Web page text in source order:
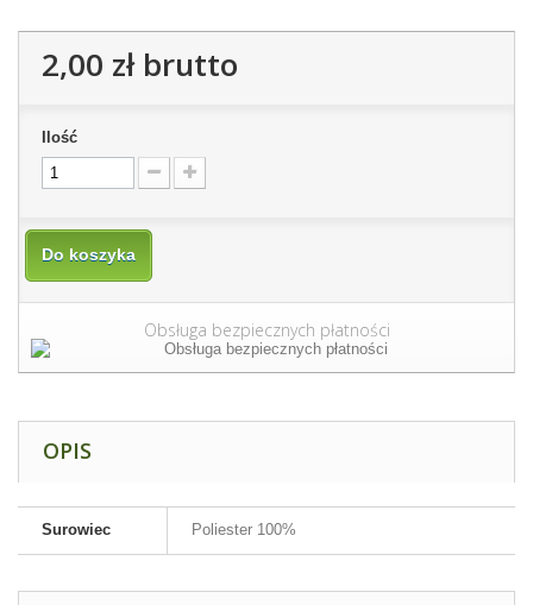
2,00 złbrutto
Ilość
Do koszyka
Obsługa bezpiecznych płatności
OPIS
Surowiec Poliester 100%